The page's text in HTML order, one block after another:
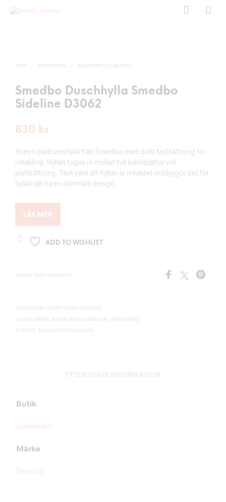
Smedbo Duschhylla Smedbo
Sideline D3062
830 kr
Stilren badrumshylla från Smedbo med dold fastsättning för
inkakling. Hyllan fogas in mellan två kakelplattor vid
plattsättning. Tack vare att hyllan är inkaklad möjliggör det för
hyllan att ha en slimmad design.
LÄS MER
ADD TO WISHLIST
Butik
Golvpoolen
Märke
Smedbo